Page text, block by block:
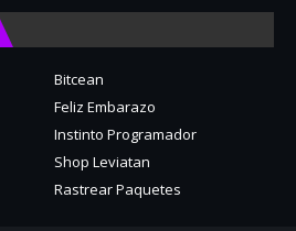
Bitcean
Feliz Embarazo
Instinto Programador
Shop Leviatan
Rastrear Paquetes